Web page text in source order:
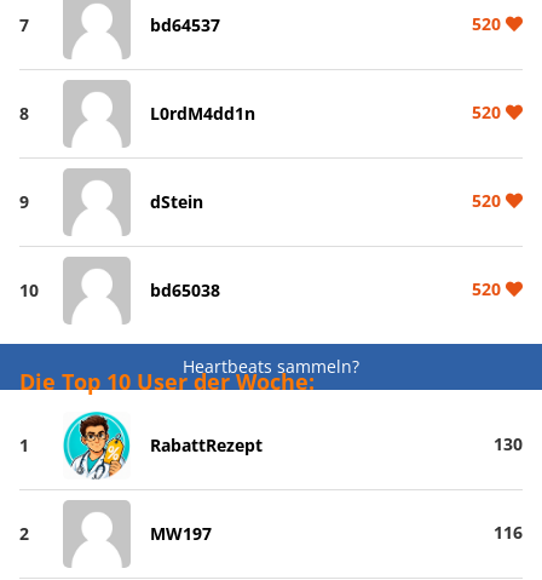
7 bd64537 520
8 L0rdM4dd1n 520
9 dStein 520
10 bd65038 520
Heartbeats sammeln?
Die Top 10 User der Woche:
1 RabattRezept 130
2 MW197 116